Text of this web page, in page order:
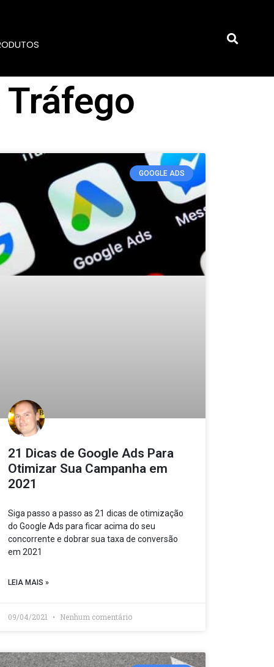
GOOGLE ADS
21 Dicas de Google Ads Para
Otimizar Sua Campanha em
2021
Siga passo a passo as 21 dicas de otimização
do Google Ads para ficar acima do seu
concorrente e dobrar sua taxa de conversão
em 2021
LEIA MAIS »
09/04/2021 Nenhum comentário